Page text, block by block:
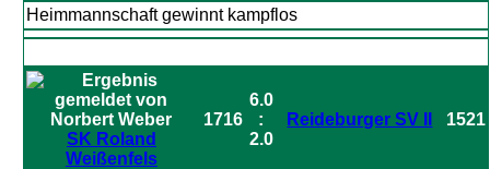
Heimmannschaft gewinnt kampflos
SK Roland
Weißenfels
1716
6.0
:
2.0
Reideburger SV II 1521